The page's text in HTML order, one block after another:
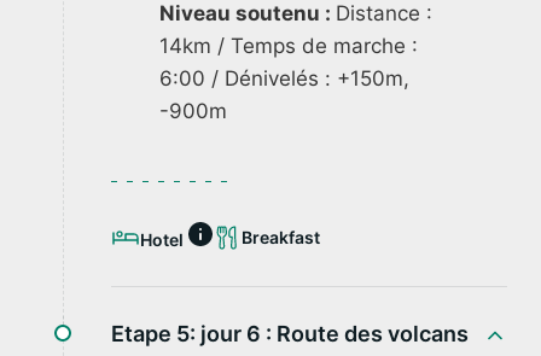
Niveau soutenu : Distance :
14km / Temps de marche :
6:00 / Dénivelés : +150m,
-900m
Hotel Breakfast
Etape 5: jour 6 : Route des volcans